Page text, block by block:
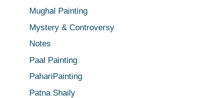
Mughal Painting
Mystery & Controversy
Notes
Paal Painting
PahariPainting
Patna Shaily